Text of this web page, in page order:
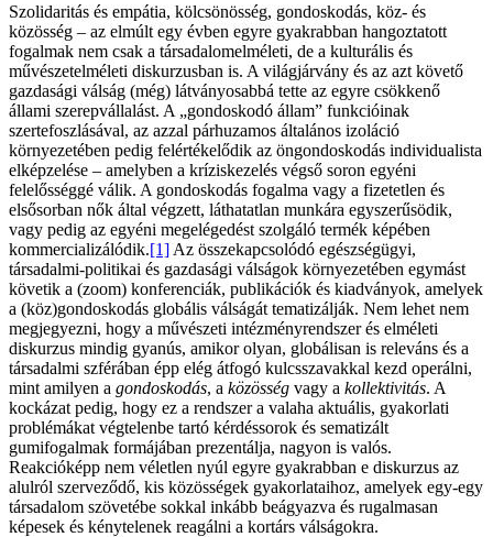
Szolidaritás és empátia, kölcsönösség, gondoskodás, köz- és
közösség – az elmúlt egy évben egyre gyakrabban hangoztatott
fogalmak nem csak a társadalomelméleti, de a kulturális és
művészetelméleti diskurzusban is. A világjárvány és az azt követő
gazdasági válság (még) látványosabbá tette az egyre csökkenő
állami szerepvállalást. A „gondoskodó állam” funkcióinak
szertefoszlásával, az azzal párhuzamos általános izoláció
környezetében pedig felértékelődik az öngondoskodás individualista
elképzelése – amelyben a kríziskezelés végső soron egyéni
felelősséggé válik. A gondoskodás fogalma vagy a fizetetlen és
elsősorban nők által végzett, láthatatlan munkára egyszerűsödik,
vagy pedig az egyéni megelégedést szolgáló termék képében
kommercializálódik.[1] Az összekapcsolódó egészségügyi,
társadalmi-politikai és gazdasági válságok környezetében egymást
követik a (zoom) konferenciák, publikációk és kiadványok, amelyek
a (köz)gondoskodás globális válságát tematizálják. Nem lehet nem
megjegyezni, hogy a művészeti intézményrendszer és elméleti
diskurzus mindig gyanús, amikor olyan, globálisan is releváns és a
társadalmi szférában épp elég átfogó kulcsszavakkal kezd operálni,
mint amilyen a gondoskodás, a közösség vagy a kollektivitás. A
kockázat pedig, hogy ez a rendszer a valaha aktuális, gyakorlati
problémákat végtelenbe tartó kérdéssorok és sematizált
gumifogalmak formájában prezentálja, nagyon is valós.
Reakcióképp nem véletlen nyúl egyre gyakrabban e diskurzus az
alulról szerveződő, kis közösségek gyakorlataihoz, amelyek egy-egy
társadalom szövetébe sokkal inkább beágyazva és rugalmasan
képesek és kénytelenek reagálni a kortárs válságokra.